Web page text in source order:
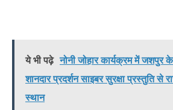
ये भी पढ़े नोनी जोहार कार्यक्रम में जशपुर
शानदार प्रदर्शन साइबर सुरक्षा प्रस्तुति से
स्थान